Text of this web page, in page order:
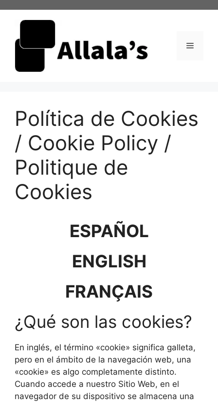
Menú
Política de Cookies
/ Cookie Policy /
Politique de
Cookies
ESPAÑOL
ENGLISH
FRANÇAIS
¿Qué son las cookies?
En inglés, el término «cookie» significa galleta,
pero en el ámbito de la navegación web, una
«cookie» es algo completamente distinto.
Cuando accede a nuestro Sitio Web, en el
navegador de su dispositivo se almacena una